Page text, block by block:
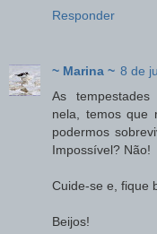
Responder
~ Marina ~ 8 de
As
nela, temos que
podermos
Impossível? Não!
Cuide-se e, fique
Beijos!